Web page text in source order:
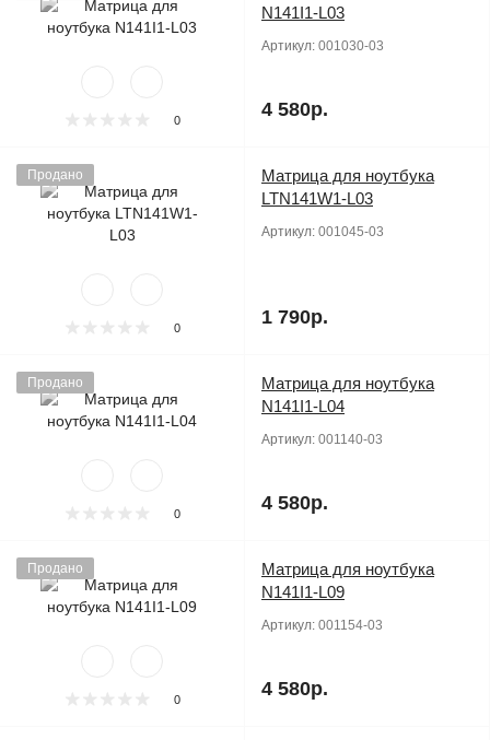
0
N141I1-L03
Артикул: 001030-03
4 580р.
Продано
0
Матрица для ноутбука
LTN141W1-L03
Артикул: 001045-03
1 790р.
Продано
0
Матрица для ноутбука
N141I1-L04
Артикул: 001140-03
4 580р.
Продано
0
Матрица для ноутбука
N141I1-L09
Артикул: 001154-03
4 580р.